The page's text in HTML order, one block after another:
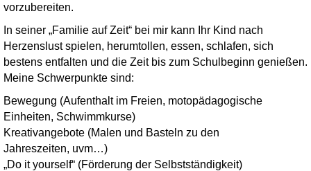
vorzubereiten.
In seiner „Familie auf Zeit“ bei mir kann Ihr Kind nach
Herzenslust spielen, herumtollen, essen, schlafen, sich
bestens entfalten und die Zeit bis zum Schulbeginn genießen.
Meine Schwerpunkte sind:
Bewegung (Aufenthalt im Freien, motopädagogische
Einheiten, Schwimmkurse)
Kreativangebote (Malen und Basteln zu den
Jahreszeiten, uvm…)
„Do it yourself“ (Förderung der Selbstständigkeit)